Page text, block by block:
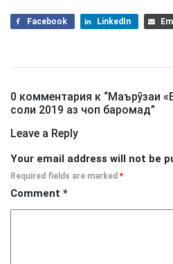
Facebook LinkedIn
0 комментария к “Маърӯзаи
соли 2019 аз чоп баромад”
Leave a Reply
Your email address will not be
Required fields are marked *
Comment *